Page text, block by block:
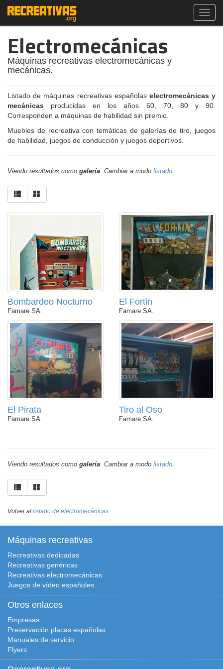
Electromecánicas
Máquinas recreativas electromecánicas y
mecánicas.
Listado de máquinas recreativas españolas electromecánicas y
mecánicas producidas en los años 60, 70, 80 y 90.
Corresponden a máquinas de habilidad sin premio.
Muebles de recreativa con temáticas de galerías de tiro, juegos
de habilidad, juegos de conducción y juegos deportivos.
Viendo resultados como galería. Cambiar a modo listado.
Bombardeo Nocturno
Famare SA.
El Fortin
Famare SA.
El Pirata
Famare SA.
Tiro al Oso
Famare SA.
Viendo resultados como galería. Cambiar a modo listado.
Volver al listado de electromecánicas.
Máquinas recreativas
Recreativas dedicadas
Recreativas genéricas
Recreativas electromecánicas
Juegos de vídeo españoles
Otros enlaces
Empresas
Preservación placas españolas
Manuales de servicio
Flyers